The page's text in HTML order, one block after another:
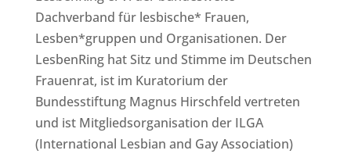
Dachverband für lesbische* Frauen,
Lesben*gruppen und Organisationen. Der
LesbenRing hat Sitz und Stimme im Deutschen
Frauenrat, ist im Kuratorium der
Bundesstiftung Magnus Hirschfeld vertreten
und ist Mitgliedsorganisation der ILGA
(International Lesbian and Gay Association)